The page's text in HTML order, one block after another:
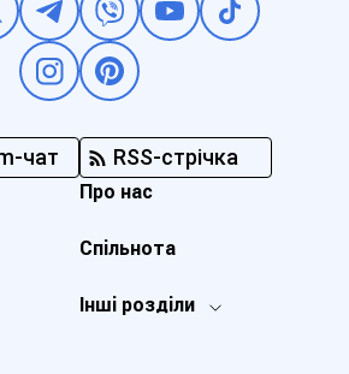
чат RSS-стрічка
Інші розділи
Про нас
Спільнота